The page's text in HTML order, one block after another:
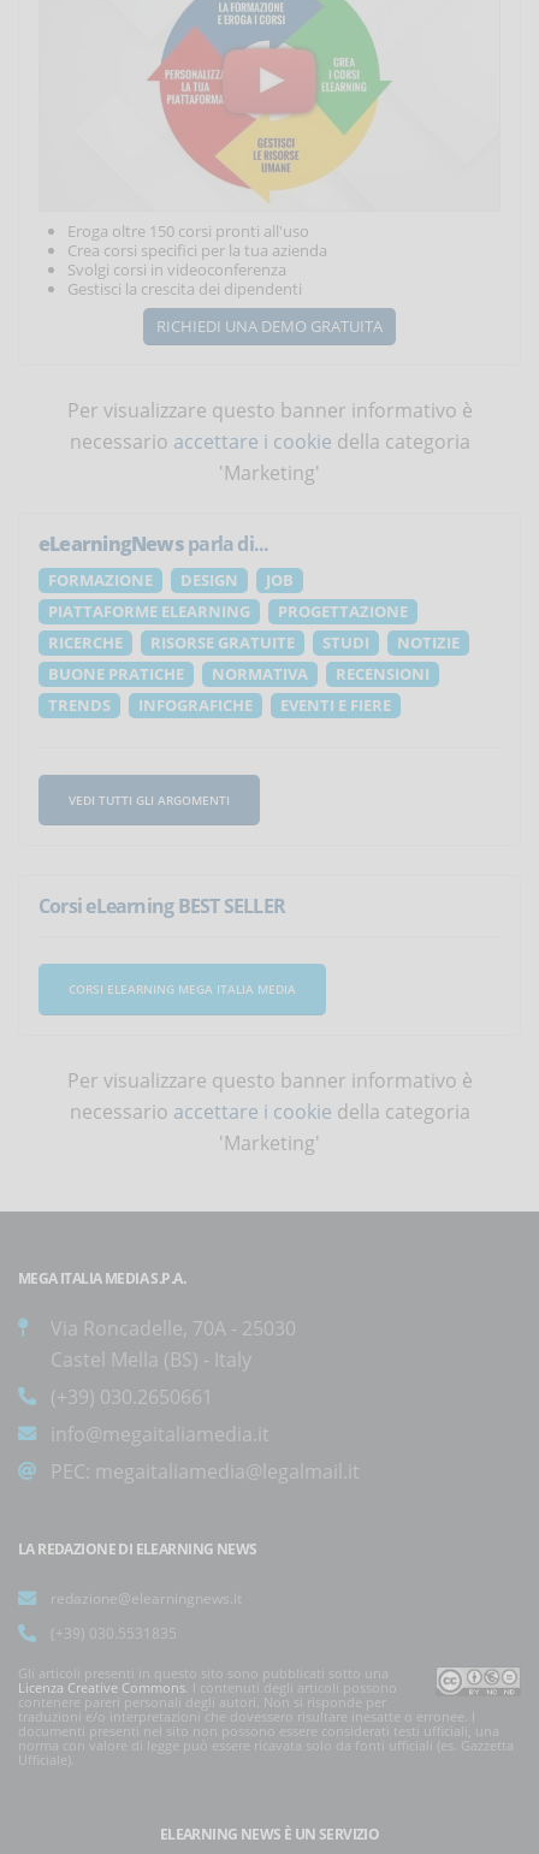
Eroga oltre 150 corsi pronti all'uso
Crea corsi specifici per la tua azienda
Svolgi corsi in videoconferenza
Gestisci la crescita dei dipendenti
RICHIEDI UNA DEMO GRATUITA
Per visualizzare questo banner informativo è
necessario accettare i cookie della categoria
'Marketing'
eLearningNewsparla di...
FORMAZIONE DESIGN
JOB
PIATTAFORME ELEARNING
PROGETTAZIONE
RICERCHE
RISORSE GRATUITE STUDI
NOTIZIE
BUONE PRATICHE
NORMATIVA
RECENSIONI
TRENDS
INFOGRAFICHE EVENTI E FIERE
VEDI TUTTI GLI ARGOMENTI
Corsi eLearning BEST SELLER
CORSI ELEARNING MEGA ITALIA MEDIA
Per visualizzare questo banner informativo è
necessario accettare i cookie della categoria
'Marketing'
MEGA ITALIA MEDIA S.P.A.
Via Roncadelle, 70A - 25030
Castel Mella (BS) - Italy
(+39) 030.2650661
info@megaitaliamedia.it
PEC: megaitaliamedia@legalmail.it
LA REDAZIONE DI ELEARNING NEWS
redazione@elearningnews.it
(+39) 030.5531835
Gli articoli presenti in questo sito sono pubblicati sotto una
Licenza Creative Commons. I contenuti degli articoli possono
contenere pareri personali degli autori. Non si risponde per
traduzioni e/o interpretazioni che dovessero risultare inesatte o erronee. I
documenti presenti nel sito non possono essere considerati testi ufficiali, una
norma con valore di legge può essere ricavata solo da fonti ufficiali (es. Gazzetta
Ufficiale).
ELEARNING NEWS È UN SERVIZIO